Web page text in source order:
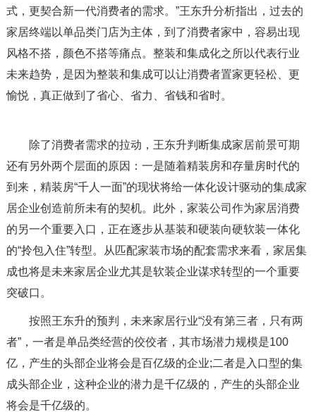
式，更契合新一代消费者的需求。”王东升分析指出，过去的
家居终端以单品类门店为主体，到了消费者家中，容易出现
风格不搭，颜色不搭等痛点。整装和集成化之所以代表行业
未来趋势，是因为整装和集成可以让消费者置家更轻松、更
愉悦，真正做到了省心、省力、省钱和省时。
除了消费者需求的拉动，王东升判断集成家居前景可期
还有另外两个层面的原因：一是随着精装房和存量房时代的
到来，精装房“千人一面”的现状将给一体化设计驱动的集成家
居企业创造前所未有的契机。此外，家装公司作为家居消费
的另一个重要入口，正在逐步从基装和硬装向硬软装一体化
的“拎包入住”转型。从匹配家装市场的配套需求来看，家居集
成也将是未来家居企业尤其是软装企业谋求转型的一个重要
突破口。
按照王东升的预判，未来家居行业“没有第三者，‍‍只有两
者”，一者是单品类经营的佼佼者，其市场潜力规模是100
亿，产生的头部企业将会是百亿级的企业;二者是入口型的集
成头部企业，这种企业的潜力是千亿级的，产生的头部企业
将会是千亿级的。